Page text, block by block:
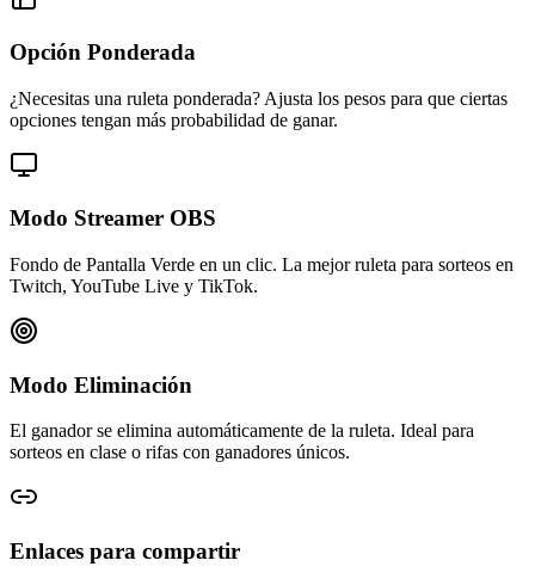
Opción Ponderada
¿Necesitas una ruleta ponderada? Ajusta los pesos para que ciertas
opciones tengan más probabilidad de ganar.
Modo Streamer OBS
Fondo de Pantalla Verde en un clic. La mejor ruleta para sorteos en
Twitch, YouTube Live y TikTok.
Modo Eliminación
El ganador se elimina automáticamente de la ruleta. Ideal para
sorteos en clase o rifas con ganadores únicos.
Enlaces para compartir